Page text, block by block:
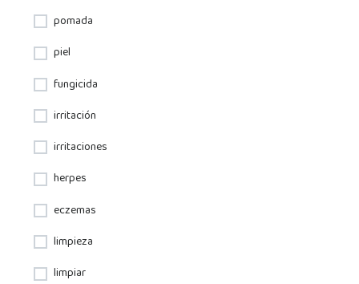
pomada
piel
fungicida
irritación
irritaciones
herpes
eczemas
limpieza
limpiar